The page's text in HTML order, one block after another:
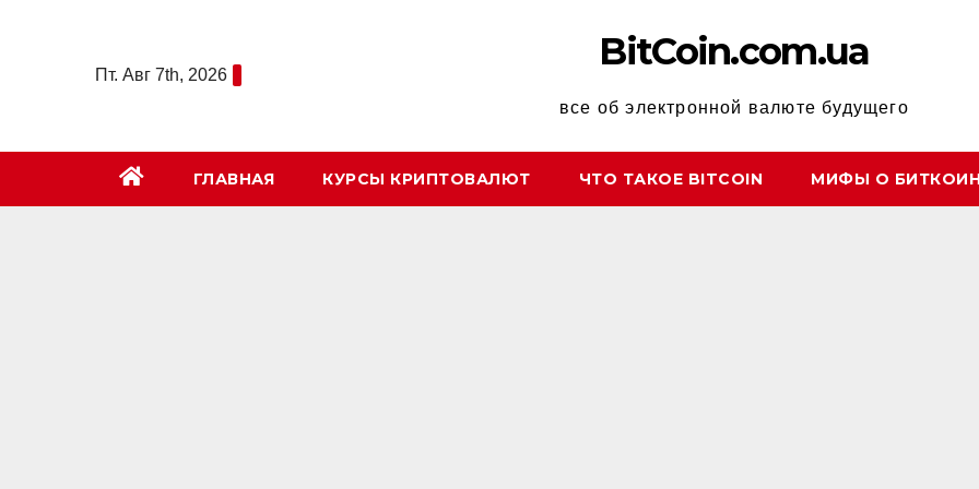
содержимомуПт. Авг 7th, 2026
BitCoin.com.ua
все об электронной валюте будущего
ГЛАВНАЯ КУРСЫ КРИПТОВАЛЮТ ЧТО ТАКОЕ BITCOIN МИФЫ О